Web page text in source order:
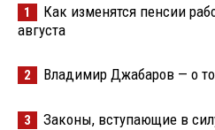
1
Как изменятся пенсии
августа
2 Владимир Джабаров — о
3 Законы, вступающие в